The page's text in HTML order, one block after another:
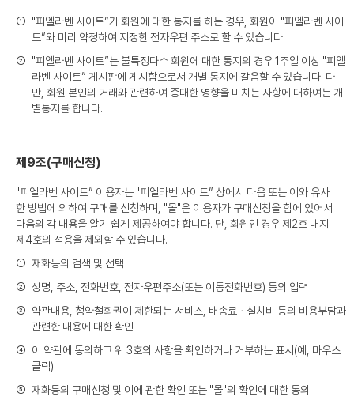
① "피엘라벤 사이트”가 회원에 대한 통지를 하는 경우, 회원이 "피엘라벤 사이
트”와 미리 약정하여 지정한 전자우편 주소로 할 수 있습니다.
② "피엘라벤 사이트”는 불특정다수 회원에 대한 통지의 경우 1주일 이상 "피엘
라벤 사이트” 게시판에 게시함으로서 개별 통지에 갈음할 수 있습니다. 다
만, 회원 본인의 거래와 관련하여 중대한 영향을 미치는 사항에 대하여는 개
별통지를 합니다.
제9조(구매신청)
"피엘라벤 사이트” 이용자는 "피엘라벤 사이트” 상에서 다음 또는 이와 유사
한 방법에 의하여 구매를 신청하며, "몰"은 이용자가 구매신청을 함에 있어서
다음의 각 내용을 알기 쉽게 제공하여야 합니다. 단, 회원인 경우 제2호 내지
제4호의 적용을 제외할 수 있습니다.
① 재화등의 검색 및 선택
② 성명, 주소, 전화번호, 전자우편주소(또는 이동전화번호) 등의 입력
③ 약관내용, 청약철회권이 제한되는 서비스, 배송료ㆍ설치비 등의 비용부담과
관련한 내용에 대한 확인
④ 이 약관에 동의하고 위 3호의 사항을 확인하거나 거부하는 표시(예, 마우스
클릭)
⑤ 재화등의 구매신청 및 이에 관한 확인 또는 "몰"의 확인에 대한 동의